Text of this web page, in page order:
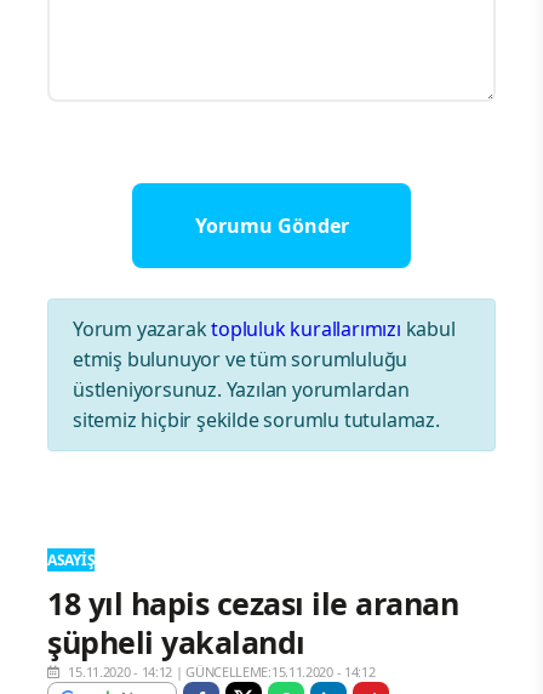
Yorum yazaraktopluluk kurallarımızı kabul
etmiş bulunuyor ve tüm sorumluluğu
üstleniyorsunuz. Yazılan yorumlardan
sitemiz hiçbir şekilde sorumlu tutulamaz.
ASAYIŞ
18 yıl hapis cezası ile aranan
şüpheli yakalandı
15.11.2020 - 14:12 |GÜNCELLEME:15.11.2020 - 14:12